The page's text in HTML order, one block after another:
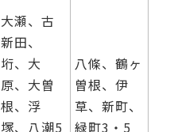
大瀬、古
新田、
垳、大
原、大曽
根、浮
塚、八潮5
八條、鶴ヶ
曽根、伊
草、新町、
緑町3・5